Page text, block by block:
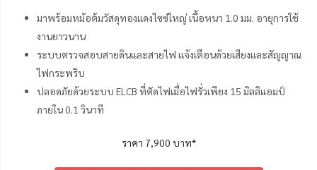
มาพร้อมหม้อต้มวัสดุทองแดงไซซ์ใหญ่ เนื้อหนา 1.0 มม. อายุการใช้
งานยาวนาน
ระบบตรวจสอบสายดินและสายไฟ แจ้งเตือนด้วยเสียงและสัญญาณ
ไฟกระพริบ
ปลอดภัยด้วยระบบ ELCB ที่ตัดไฟเมื่อไฟรั่วเพียง 15 มิลลิแอมป์
ภายใน 0.1 วินาที
ราคา 7,900 บาท*